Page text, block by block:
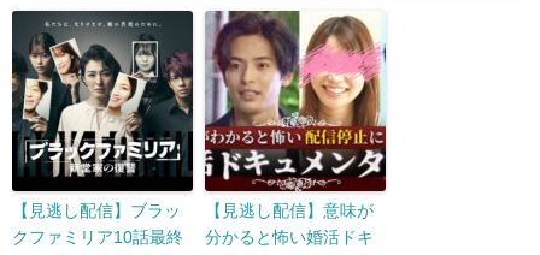
【見逃し配信】ブラッ
クファミリア10話最終
【見逃し配信】意味が
分かると怖い婚活ドキ